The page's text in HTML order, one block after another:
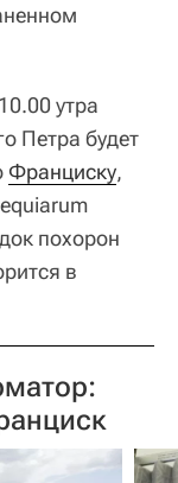
утра
Петра будет
Франциску,
похорон
в